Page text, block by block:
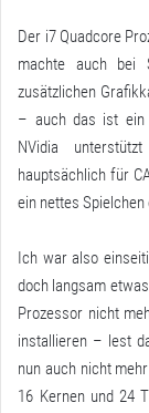
Der i7 Quadcore
machte auch bei
zusätzlichen
– auch das ist ein
NVidia
hauptsächlich für
ein nettes
Ich war also
doch langsam
Prozessor nicht
installieren – lest
nun auch nicht
16 Kernen und 24